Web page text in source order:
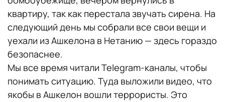
квартиру, так как перестала звучать сирена. На
следующий день мы собрали все свои вещи и
уехали из Ашкелона в Нетанию — здесь гораздо
безопаснее.
Мы все время читали Telegram-каналы, чтобы
понимать ситуацию. Туда выложили видео, что
якобы в Ашкелон вошли террористы. Это